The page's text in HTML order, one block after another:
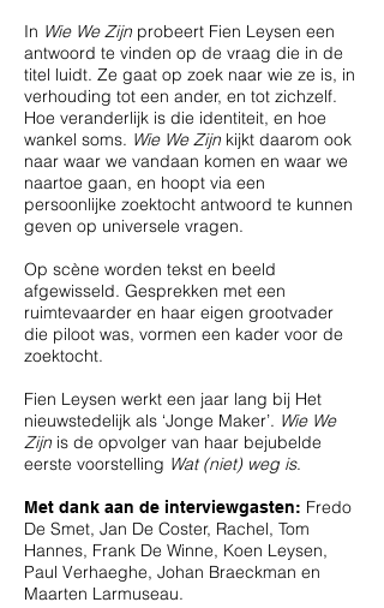
In Wie We Zijn probeert Fien Leysen een
antwoord te vinden op de vraag die in de
titel luidt. Ze gaat op zoek naar wie ze is, in
verhouding tot een ander, en tot zichzelf.
Hoe veranderlijk is die identiteit, en hoe
wankel soms. Wie We Zijn kijkt daarom ook
naar waar we vandaan komen en waar we
naartoe gaan, en hoopt via een
persoonlijke zoektocht antwoord te kunnen
geven op universele vragen.
Op scène worden tekst en beeld
afgewisseld. Gesprekken met een
ruimtevaarder en haar eigen grootvader
die piloot was, vormen een kader voor de
zoektocht.
Fien Leysen werkt een jaar lang bij Het
nieuwstedelijk als ‘Jonge Maker’. Wie We
Zijn is de opvolger van haar bejubelde
eerste voorstelling Wat (niet) weg is.
Met dank aan de interviewgasten: Fredo
De Smet, Jan De Coster, Rachel, Tom
Hannes, Frank De Winne, Koen Leysen,
Paul Verhaeghe, Johan Braeckman en
Maarten Larmuseau.